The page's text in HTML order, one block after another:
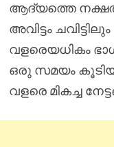
ആദ്യത്തെ
അവിട്ടം
വളരെയധികം
ഒരു സമയം
വളരെ മികച്ച